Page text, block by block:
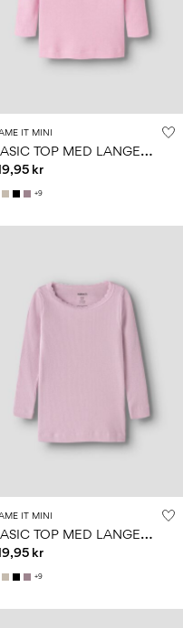
IT MINI
B
ASIC TOP MED LANGE ÆRMER
kr
+9
IT MINI
B
ASIC TOP MED LANGE ÆRMER
kr
+9